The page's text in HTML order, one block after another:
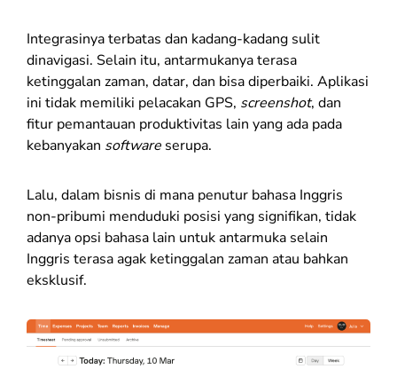
Integrasinya terbatas dan kadang-kadang sulit
dinavigasi. Selain itu, antarmukanya terasa
ketinggalan zaman, datar, dan bisa diperbaiki. Aplikasi
ini tidak memiliki pelacakan GPS, screenshot, dan
fitur pemantauan produktivitas lain yang ada pada
kebanyakan software serupa.
Lalu, dalam bisnis di mana penutur bahasa Inggris
non-pribumi menduduki posisi yang signifikan, tidak
adanya opsi bahasa lain untuk antarmuka selain
Inggris terasa agak ketinggalan zaman atau bahkan
eksklusif.